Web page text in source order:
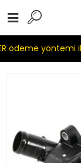
ödeme yöntemi